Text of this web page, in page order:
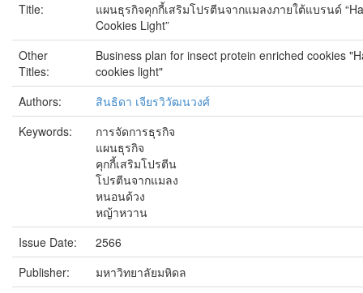
Title:
แผนธุรกิจคุกกี้เสริมโปรตีนจากแมลงภายใต้แบรนด์
Cookies Light”
Other
Titles:
Business plan for insect protein enriched cookies
cookies light"
Authors:
สินธิดา เจียรวิวัฒนวงศ์
Keywords:
การจัดการธุรกิจ
แผนธุรกิจ
คุกกี้เสริมโปรตีน
โปรตีนจากแมลง
หนอนด้วง
หญ้าหวาน
Issue Date:
2566
Publisher:
มหาวิทยาลัยมหิดล